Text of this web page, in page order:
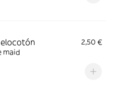
2,50 €
maid